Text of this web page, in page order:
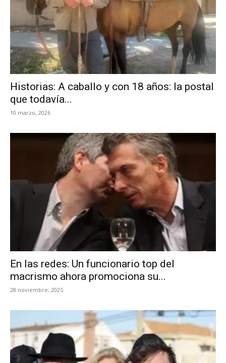
Historias: A caballo y con 18 años: la postal
que todavía...
10 marzo, 2026
En las redes: Un funcionario top del
macrismo ahora promociona su...
28 noviembre, 2025